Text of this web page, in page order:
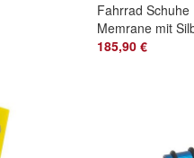
Fahrrad Schuhe
Memrane mit
Ionen, Vibram
185,90 €